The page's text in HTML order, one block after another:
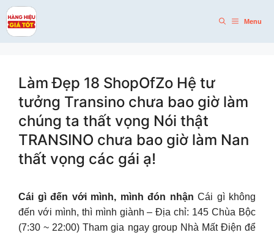
Skip
to
content
Menu
Làm Đẹp 18 ShopOfZo Hệ tư
tưởng Transino chưa bao giờ làm
chúng ta thất vọng Nói thật
TRANSINO chưa bao giờ làm Nan
thất vọng các gái ạ!
Cái gì đến với mình, mình đón nhận Cái gì không
đến với mình, thì mình giành – Địa chỉ: 145 Chùa Bộc
(7:30 ~ 22:00) Tham gia ngay group Nhà Mất Điện để